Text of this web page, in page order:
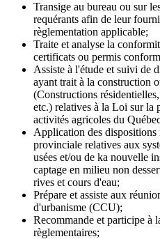
Transige au bureau ou sur
requérants afin de leur
règlementation applicable;
Traite et analyse la
certificats ou permis
Assiste à l'étude et suivi de
ayant trait à la construction
(Constructions
etc.) relatives à la Loi sur la
activités agricoles du
Application des
provinciale relatives aux
usées et/ou de ka nouvelle
captage en milieu non
rives et cours d'eau;
Prépare et assiste aux
d'urbanisme (CCU);
Recommande et participe à
règlementaires;